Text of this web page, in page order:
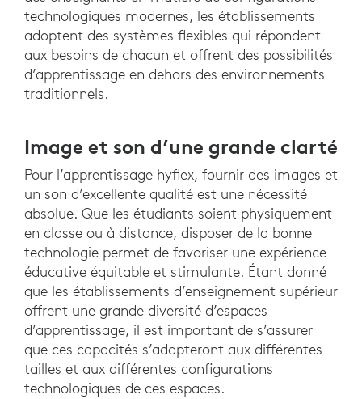
technologiques modernes, les établissements
adoptent des systèmes flexibles qui répondent
aux besoins de chacun et offrent des possibilités
d’apprentissage en dehors des environnements
traditionnels.
Image et son d’une grande clarté
Pour l’apprentissage hyflex, fournir des images et
un son d’excellente qualité est une nécessité
absolue. Que les étudiants soient physiquement
en classe ou à distance, disposer de la bonne
technologie permet de favoriser une expérience
éducative équitable et stimulante. Étant donné
que les établissements d’enseignement supérieur
offrent une grande diversité d’espaces
d’apprentissage, il est important de s’assurer
que ces capacités s’adapteront aux différentes
tailles et aux différentes configurations
technologiques de ces espaces.